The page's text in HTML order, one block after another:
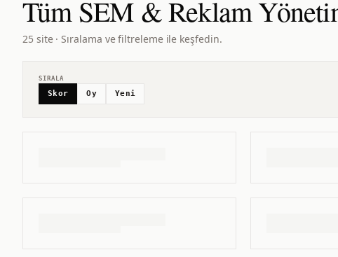
TümSEM & Reklam
25 site · Sıralama ve filtreleme ile keşfedin.
SIRALA
Skor Oy Yeni